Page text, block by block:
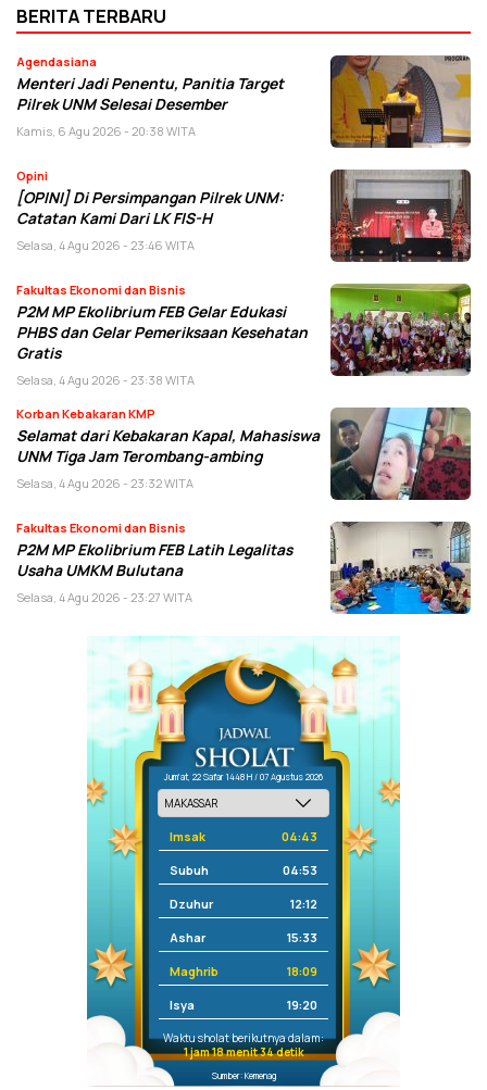
BERITA TERBARU
Agendasiana
Menteri Jadi Penentu, Panitia Target
Pilrek UNM Selesai Desember
Kamis, 6 Agu 2026 - 20:38 WITA
Opini
[OPINI] Di Persimpangan Pilrek UNM:
Catatan Kami Dari LK FIS-H
Selasa, 4 Agu 2026 - 23:46 WITA
Fakultas Ekonomi dan Bisnis
P2M MP Ekolibrium FEB Gelar Edukasi
PHBS dan Gelar Pemeriksaan Kesehatan
Gratis
Selasa, 4 Agu 2026 - 23:38 WITA
Korban Kebakaran KMP
Selamat dari Kebakaran Kapal, Mahasiswa
UNM Tiga Jam Terombang-ambing
Selasa, 4 Agu 2026 - 23:32 WITA
Fakultas Ekonomi dan Bisnis
P2M MP Ekolibrium FEB Latih Legalitas
Usaha UMKM Bulutana
Selasa, 4 Agu 2026 - 23:27 WITA
Jum'at, 22 Safar 1448 H / 07 Agustus 2026
Imsak 04:43
Subuh 04:53
Dzuhur 12:12
Ashar 15:33
Maghrib 18:09
Isya 19:20
Waktu sholat berikutnya dalam:
1 jam 18 menit 33 detik
Sumber: Kemenag